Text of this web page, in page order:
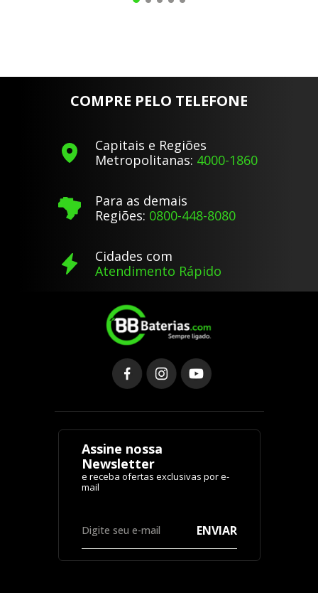
COMPRE PELO TELEFONE
Capitais e Regiões
Metropolitanas: 4000-1860
Para as demais
Regiões: 0800-448-8080
Cidades com
Atendimento Rápido
Assine nossa
Newsletter
ENVIAR